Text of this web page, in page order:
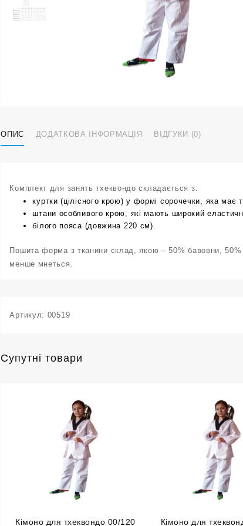
ОПИС ДОДАТКОВА ІНФОРМАЦІЯ ВІДГУКИ (0)
Комплект для занять тхеквондо складається з:
куртки (цілісного крою) у формі сорочечки, яка має
штани особливого крою, які мають широкий
білого пояса (довжина 220 см).
Пошита форма з тканини склад, якою – 50% бавовни, 50%
менше мнеться.
Артикул: 00519
Супутні товари
Кімоно для тхеквондо 00/120 Кімоно для